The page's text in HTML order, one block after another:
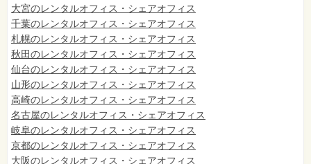
大宮のレンタルオフィス・シェアオフィス
千葉のレンタルオフィス・シェアオフィス
札幌のレンタルオフィス・シェアオフィス
秋田のレンタルオフィス・シェアオフィス
仙台のレンタルオフィス・シェアオフィス
山形のレンタルオフィス・シェアオフィス
高崎のレンタルオフィス・シェアオフィス
名古屋のレンタルオフィス・シェアオフィス
岐阜のレンタルオフィス・シェアオフィス
京都のレンタルオフィス・シェアオフィス
大阪のレンタルオフィス・シェアオフィス